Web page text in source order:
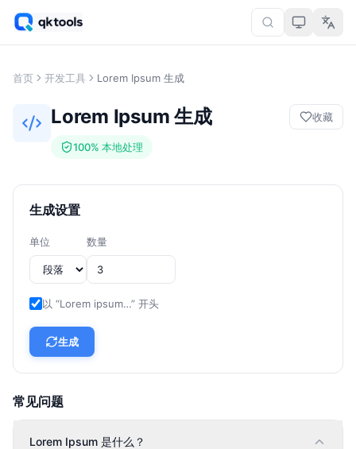
首页 开发工具 Lorem Ipsum 生成
Lorem Ipsum 生成
100% 本地处理
收藏
生成设置
单位 数量
以 “Lorem ipsum…” 开头
生成
常见问题
Lorem Ipsum 是什么？